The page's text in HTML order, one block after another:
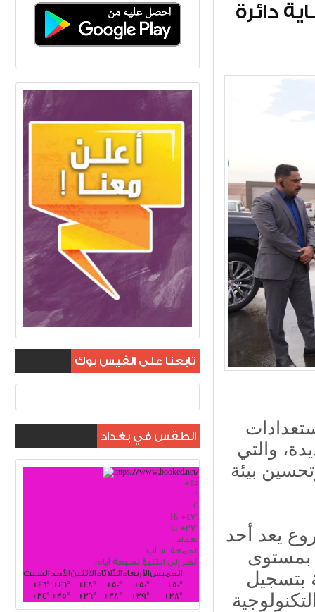
دائرة
والتي
بيئة
يعد أحد
بمستوى
بتسجيل
تابعنا على الفيس بوك
الطقس في بغداد
+45
°
C
H: +47°
L: +37°
بغداد
الجمعة, 07 آب
أنظر إلى التنبؤ لسبعة أيام
السبتالأحدالاثنينالثلاثاءالأربعاءالخميس
+46° +46° +48° +50° +50° +50°
+34°+35° +36° +38° +39° +38°